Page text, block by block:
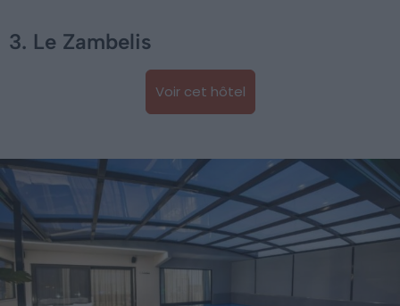
3. Le Zambelis
Voir cet hôtel